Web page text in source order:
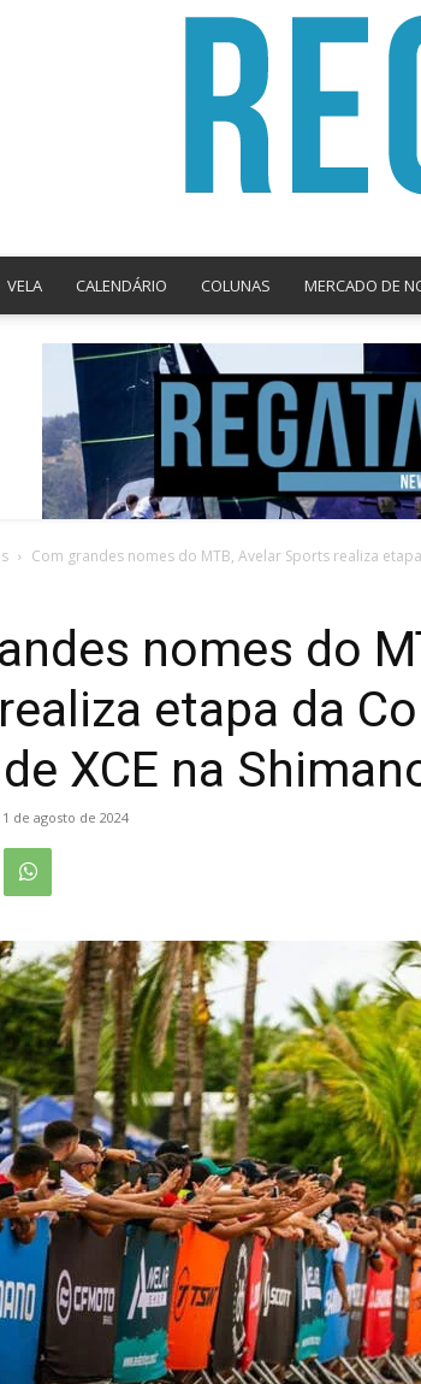
VELA CALENDÁRIO COLUNAS MERCADO DE
Com grandes nomes do MTB, Avelar Sports realiza
nomes do
etapa da
XCE na
1 de agosto de 2024